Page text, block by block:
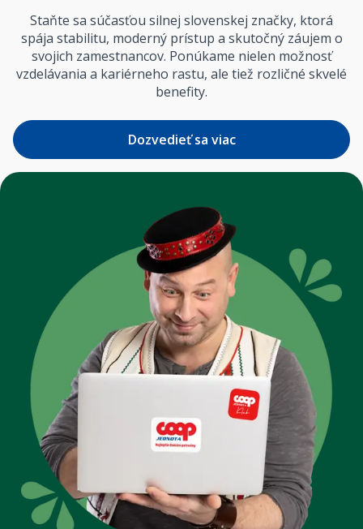
Staňte sa súčasťou silnej slovenskej značky, ktorá
spája stabilitu, moderný prístup a skutočný záujem o
svojich zamestnancov. Ponúkame nielen možnosť
vzdelávania a kariérneho rastu, ale tiež rozličné skvelé
benefity.
Dozvedieť sa viac